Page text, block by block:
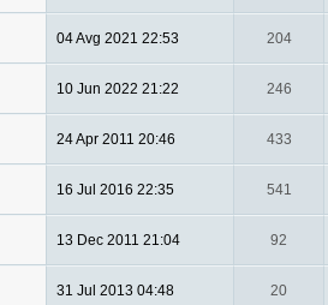
04 Avg 2021 22:53 204
10 Jun 2022 21:22 246
24 Apr 2011 20:46 433
16 Jul 2016 22:35 541
13 Dec 2011 21:04 92
31 Jul 2013 04:48 20